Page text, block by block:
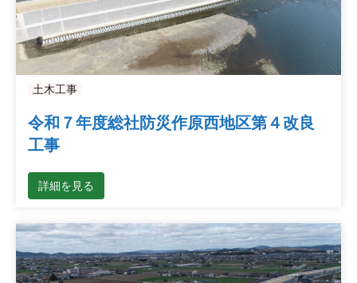
土木工事
令和７年度総社防災作原西地区第４改良
工事
詳細を見る